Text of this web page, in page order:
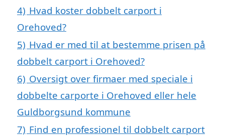
4) Hvad koster dobbelt carport i
Orehoved?
5) Hvad er med til at bestemme prisen på
dobbelt carport i Orehoved?
6) Oversigt over firmaer med speciale i
dobbelte carporte i Orehoved eller hele
Guldborgsund kommune
7) Find en professionel til dobbelt carport